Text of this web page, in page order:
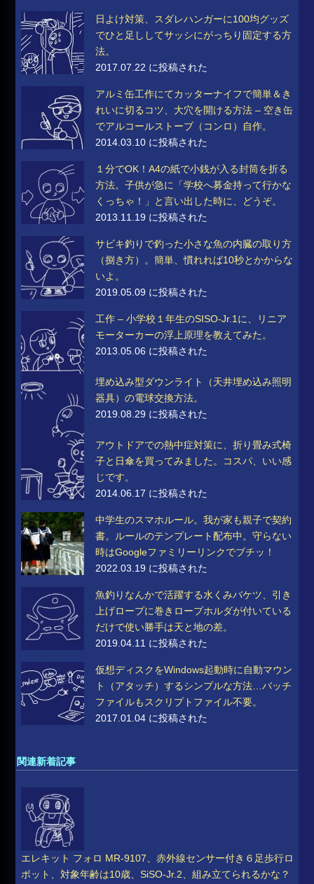
日よけ対策、スダレハンガーに100均グッズ
でひと足ししてサッシにがっちり固定する方
法。
2017.07.22 に投稿された
アルミ缶工作にてカッターナイフで簡単＆き
れいに切るコツ、大穴を開ける方法 – 空き缶
でアルコールストーブ（コンロ）自作。
2014.03.10 に投稿された
１分でOK！A4の紙で小銭が入る封筒を折る
方法。子供が急に「学校へ募金持って行かな
くっちゃ！」と言い出した時に、どうぞ。
2013.11.19 に投稿された
サビキ釣りで釣った小さな魚の内臓の取り方
（捌き方）。簡単、慣れれば10秒とかからな
いよ。
2019.05.09 に投稿された
工作 – 小学校１年生のSISO-Jr.1に、リニア
モーターカーの浮上原理を教えてみた。
2013.05.06 に投稿された
埋め込み型ダウンライト（天井埋め込み照明
器具）の電球交換方法。
2019.08.29 に投稿された
アウトドアでの熱中症対策に、折り畳み式椅
子と日傘を買ってみました。コスパ、いい感
じです。
2014.06.17 に投稿された
中学生のスマホルール。我が家も親子で契約
書。ルールのテンプレート配布中。守らない
時はGoogleファミリーリンクでブチッ！
2022.03.19 に投稿された
魚釣りなんかで活躍する水くみバケツ、引き
上げロープに巻きロープホルダが付いている
だけで使い勝手は天と地の差。
2019.04.11 に投稿された
仮想ディスクをWindows起動時に自動マウン
ト（アタッチ）するシンプルな方法…バッチ
ファイルもスクリプトファイル不要。
2017.01.04 に投稿された
関連新着記事
エレキット フォロ MR-9107、赤外線センサー付き６足歩行ロ
ボット、対象年齢は10歳、SiSO-Jr.2、組み立てられるかな？